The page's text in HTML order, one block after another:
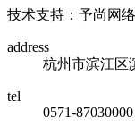
技术支持：予尚网络
address
杭州市滨江区
tel
0571-87030000